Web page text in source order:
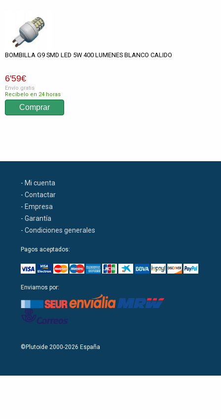
BOMBILLA G9 SMD LED 5W 400 LUMENES BLANCO CALIDO
6'59€
Envío gratis
Recíbelo en 24 horas
- Mi cuenta
- Contactar
- Empresa
- Garantía
- Condiciones generales
Pagos aceptados:
Enviamos por:
©Plutoide 2000-2026 España